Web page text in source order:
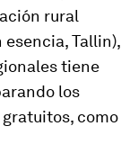
rural
esencia, Tallin),
tiene
los
como